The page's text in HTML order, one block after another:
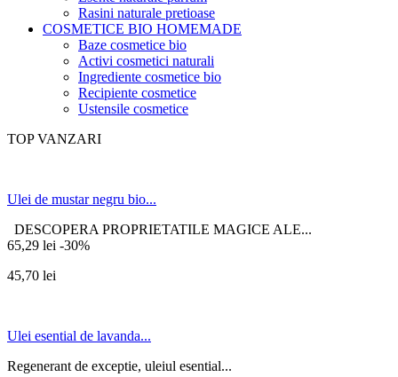
Rasini naturale pretioase
COSMETICE BIO HOMEMADE
Baze cosmetice bio
Activi cosmetici naturali
Ingrediente cosmetice bio
Recipiente cosmetice
Ustensile cosmetice
TOP VANZARI
Ulei de mustar negru bio...
DESCOPERA PROPRIETATILE MAGICE ALE...
65,29 lei -30%
45,70 lei
Ulei esential de lavanda...
Regenerant de exceptie, uleiul esential...